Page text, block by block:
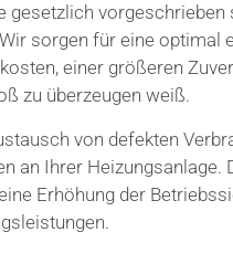
gesetzlich vorgeschrieben
sorgen für eine optimal
einer größeren
zu überzeugen weiß.
von defekten
an Ihrer Heizungsanlage.
Erhöhung der